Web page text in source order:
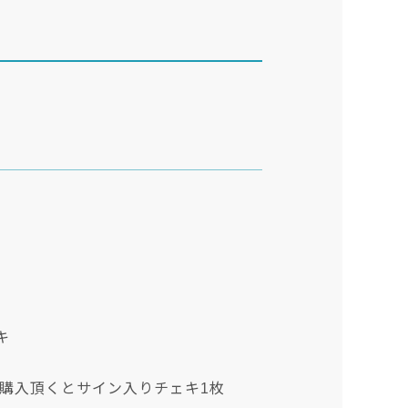
入頂くとサイン入りチェキ1枚